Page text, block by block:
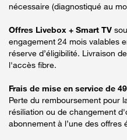
nécessaire (diagnostiqué au
Offres Livebox + Smart TV
engagement 24 mois valables
réserve d’éligibilité. Livraison
l'accès fibre.
Frais de mise en service de
Perte du remboursement pour
résiliation ou de changement
abonnement à l’une des offres